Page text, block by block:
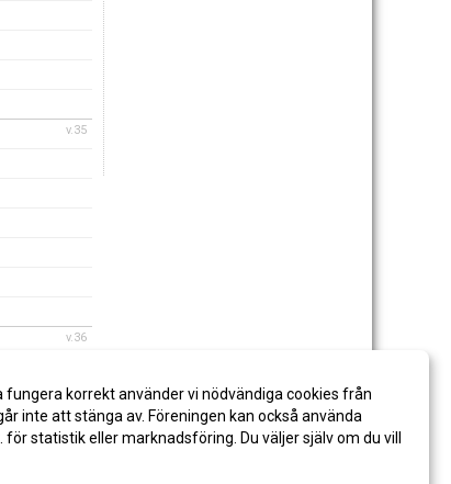
v.35
v.36
fungera korrekt använder vi nödvändiga cookies från
inte att stänga av. Föreningen kan också använda
för statistik eller marknadsföring. Du väljer själv om du vill